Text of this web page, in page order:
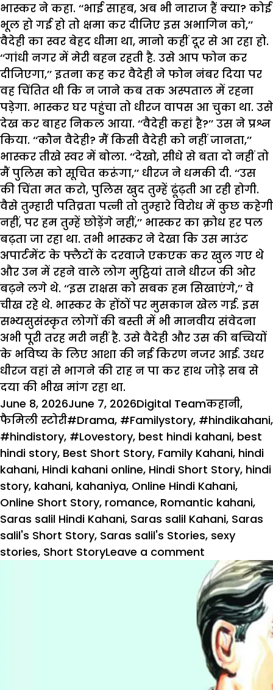
भास्कर ने कहा. ‘‘भाई साहब, अब भी नाराज हैं क्या? कोई
भूल हो गई हो तो क्षमा कर दीजिए इस अभागिन को,’’
वैदेही का स्वर बेहद धीमा था, मानो कहीं दूर से आ रहा हो.
‘‘गांधी नगर में मेरी बहन रहती है. उसे आप फोन कर
दीजिएगा,’’ इतना कह कर वैदेही ने फोन नंबर दिया पर
वह चिंतित थी कि न जाने कब तक अस्पताल में रहना
पड़ेगा. भास्कर घर पहुंचा तो धीरज वापस आ चुका था. उसे
देख कर बाहर निकल आया. ‘‘वैदेही कहां है?’’ उस ने प्रश्न
किया. ‘‘कौन वैदेही? मैं किसी वैदेही को नहीं जानता,’’
भास्कर तीखे स्वर में बोला. ‘‘देखो, सीधे से बता दो नहीं तो
मैं पुलिस को सूचित करूंगा,’’ धीरज ने धमकी दी. ‘‘उस
की चिंता मत करो, पुलिस खुद तुम्हें ढूंढ़ती आ रही होगी.
वैसे तुम्हारी पतिव्रता पत्नी तो तुम्हारे विरोध में कुछ कहेगी
नहीं, पर हम तुम्हें छोड़ेंगे नहीं,’’ भास्कर का क्रोध हर पल
बढ़ता जा रहा था. तभी भास्कर ने देखा कि उस माउंट
अपार्टमेंट के फ्लैटों के दरवाजे एकएक कर खुल गए थे
और उन में रहने वाले लोग मुट्ठियां ताने धीरज की ओर
बढ़ने लगे थे. ‘‘इस राक्षस को सबक हम सिखाएंगे,’’ वे
चीख रहे थे. भास्कर के होंठों पर मुसकान खेल गई. इस
सभ्यसुसंस्कृत लोगों की बस्ती में भी मानवीय संवेदना
अभी पूरी तरह मरी नहीं है. उसे वैदेही और उस की बच्चियों
के भविष्य के लिए आशा की नई किरण नजर आई. उधर
धीरज वहां से भागने की राह न पा कर हाथ जोडे़ सब से
दया की भीख मांग रहा था.
Posted
on
June 8, 2026June 7, 2026Author
Digital TeamCategories
कहानी,
फैमिली स्टोरीTags
#Drama, #Familystory, #hindikahani,
#hindistory, #Lovestory, best hindi kahani, best
hindi story, Best Short Story, Family Kahani, hindi
kahani, Hindi kahani online, Hindi Short Story, hindi
story, kahani, kahaniya, Online Hindi Kahani,
Online Short Story, romance, Romantic kahani,
Saras salil Hindi Kahani, Saras salil Kahani, Saras
salil's Short Story, Saras salil's Stories, sexy
stories, Short StoryLeave a comment
पतिव्रता:
कैसा
था
वैदेही
का
पति